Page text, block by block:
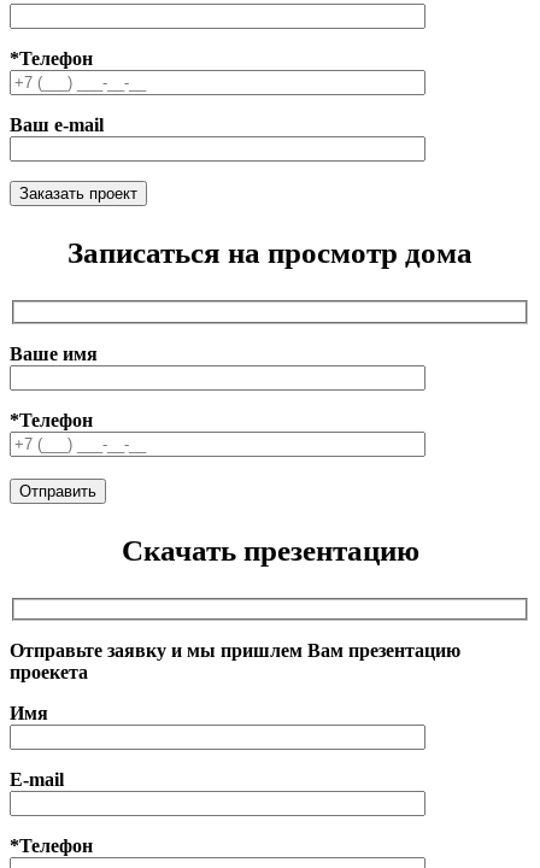
*Телефон
Ваш e-mail
Записаться на просмотр дома
Ваше имя
*Телефон
Скачать презентацию
Отправьте заявку и мы пришлем Вам презентацию
проекета
Имя
E-mail
*Телефон